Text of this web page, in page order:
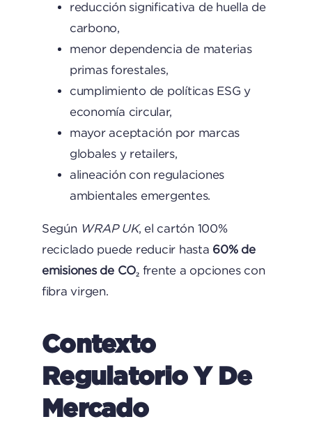
reducción significativa de huella de
carbono,
menor dependencia de materias
primas forestales,
cumplimiento de políticas ESG y
economía circular,
mayor aceptación por marcas
globales y retailers,
alineación con regulaciones
ambientales emergentes.
Según WRAP UK, el cartón 100%
reciclado puede reducir hasta 60% de
emisiones de CO₂frente a opciones con
fibra virgen.
Contexto
Regulatorio Y De
Mercado